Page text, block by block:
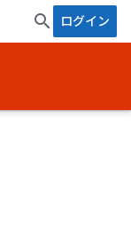
ログイン